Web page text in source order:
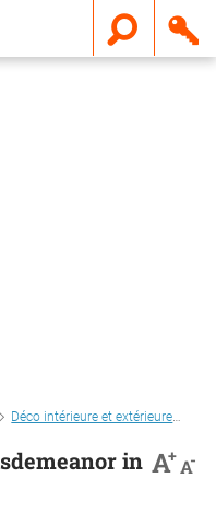
Déco intérieure et extérieure
in A+A-